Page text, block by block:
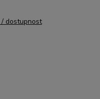
dostupnost